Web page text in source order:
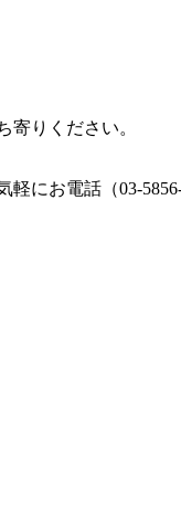
りください。
にお電話（03-